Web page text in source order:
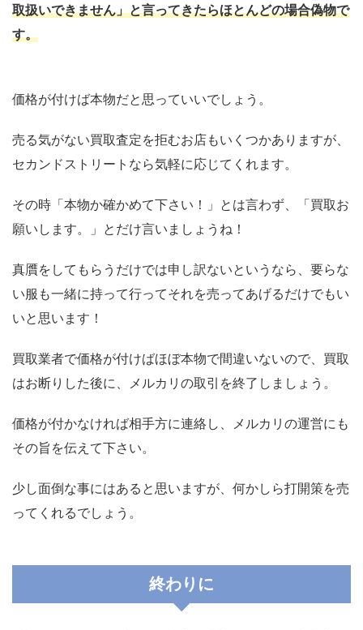
取扱いできません」と言ってきたらほとんどの場合偽物で
す。
価格が付けば本物だと思っていいでしょう。
売る気がない買取査定を拒むお店もいくつかありますが、
セカンドストリートなら気軽に応じてくれます。
その時「本物か確かめて下さい！」とは言わず、「買取お
願いします。」とだけ言いましょうね！
真贋をしてもらうだけでは申し訳ないというなら、要らな
い服も一緒に持って行ってそれを売ってあげるだけでもい
いと思います！
買取業者で価格が付けばほぼ本物で間違いないので、買取
はお断りした後に、メルカリの取引を終了しましょう。
価格が付かなければ相手方に連絡し、メルカリの運営にも
その旨を伝えて下さい。
少し面倒な事にはあると思いますが、何かしら打開策を売
ってくれるでしょう。
終わりに